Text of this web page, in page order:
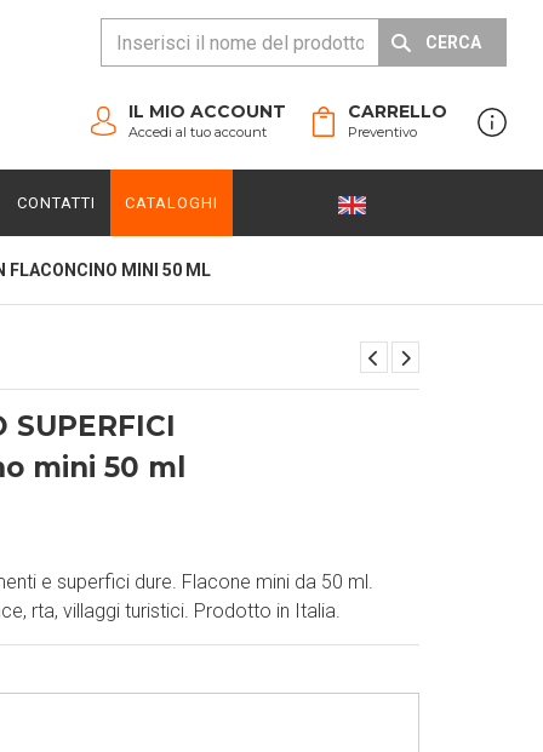
CERCA
CARRELLO
Preventivo
IL MIO ACCOUNT
Accedi al tuo account
CONTATTI CATALOGHI
FLACONCINO MINI 50 ML
SUPERFICI
mini 50 ml
e superfici dure. Flacone mini da 50 ml.
rta, villaggi turistici. Prodotto in Italia.